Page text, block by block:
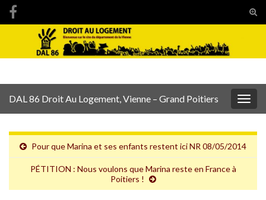
Search for:
DAL 86 Droit Au Logement, Vienne – Grand Poitiers
Pour que Marina et ses enfants restent ici NR 08/05/2014
PÉTITION : Nous voulons que Marina reste en France à
Poitiers !